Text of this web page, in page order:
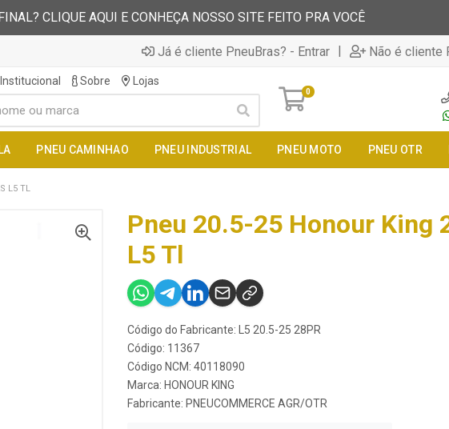
CLIQUE AQUI E CONHEÇA NOSSO SITE FEITO PRA VOCÊ
Já é cliente PneuBras? - Entrar | Não é cliente
Sobre Lojas
0
PNEU CAMINHAO PNEU INDUSTRIAL PNEU MOTO PNEU OTR
L5 TL
Pneu 20.5-25 Honour King
L5 Tl
Código do Fabricante: L5 20.5-25 28PR
Código: 11367
Código NCM: 40118090
Marca: HONOUR KING
Fabricante: PNEUCOMMERCE AGR/OTR